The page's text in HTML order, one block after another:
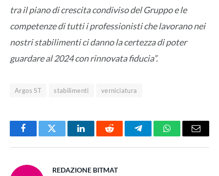
tra il piano di crescita condiviso del Gruppo e le
competenze di tutti i professionisti che lavorano nei
nostri stabilimenti ci danno la certezza di poter
guardare al 2024 con rinnovata fiducia”.
Argos ST stabilimenti verniciatura
FacebookTwitter LinkedInReddit TelegramWhatsAppEmail
REDAZIONE BITMAT